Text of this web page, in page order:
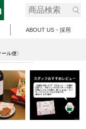
ABOUT US・採用
ル便〉